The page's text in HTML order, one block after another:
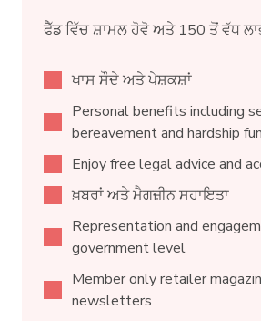
ਫੈੱਡ ਵਿੱਚ ਸ਼ਾਮਲ ਹੋਵੋ ਅਤੇ 150 ਤੋਂ ਵੱਧ
ਖਾਸ ਸੌਦੇ ਅਤੇ ਪੇਸ਼ਕਸ਼ਾਂ
Personal benefits including
bereavement and hardship
Enjoy free legal advice and
ਖ਼ਬਰਾਂ ਅਤੇ ਮੈਗਜ਼ੀਨ ਸਹਾਇਤਾ
Representation and
government level
Member only retailer
newsletters